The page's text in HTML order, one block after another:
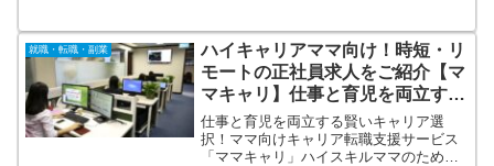
から、リモートワークが多い、など他社
が持っていないような限定求人が可能。
就職・転職・副業
ハイキャリアママ向け！時短・リ
モートの正社員求人をご紹介【マ
マキャリ】仕事と育児を両立する
賢いキャリア選択！
仕事と育児を両立する賢いキャリア選
択！ママ向けキャリア転職支援サービス
「ママキャリ」ハイスキルママのための